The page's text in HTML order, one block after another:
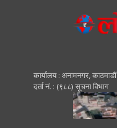
कार्यालय : अनामनगर, काठमाडाैं
दर्ता नं. : (९८८) सूचना विभाग